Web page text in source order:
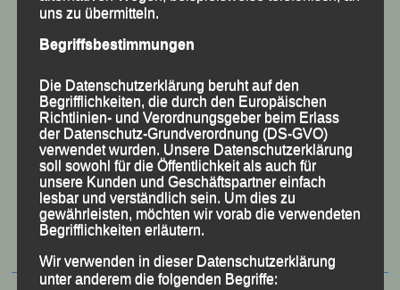
50 Jahre LG Passau
Festzschrift
uns zu übermitteln.
Begriffsbestimmungen
Die Datenschutzerklärung beruht auf den
Begrifflichkeiten, die durch den Europäischen
Richtlinien- und Verordnungsgeber beim Erlass
der Datenschutz-Grundverordnung (DS-GVO)
verwendet wurden. Unsere Datenschutzerklärung
soll sowohl für die Öffentlichkeit als auch für
unsere Kunden und Geschäftspartner einfach
lesbar und verständlich sein. Um dies zu
gewährleisten, möchten wir vorab die verwendeten
Begrifflichkeiten erläutern.
Wir verwenden in dieser Datenschutzerklärung
unter anderem die folgenden Begriffe: